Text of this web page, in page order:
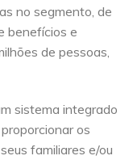
no segmento, de
benefícios e
de pessoas,
sistema integrado
os
familiares e/ou